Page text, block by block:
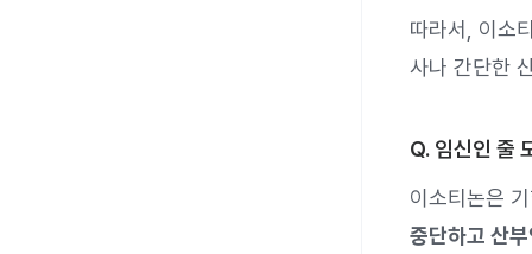
따라서, 이소
사나 간단한
Q. 임신인 줄
이소티논은
중단하고 산